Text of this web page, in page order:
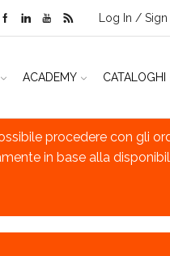
Log In / Sign
ACADEMY CATALOGHI
procedere con gli
in base alla